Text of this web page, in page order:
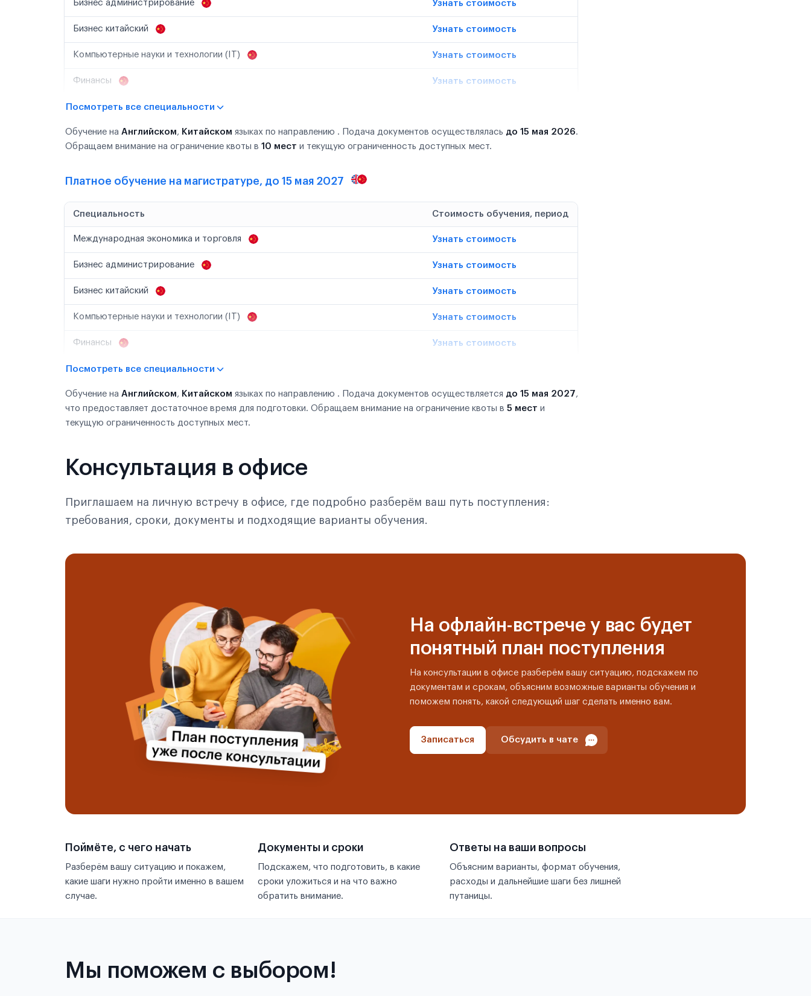
Бизнес администрирование Узнать стоимость
Бизнес китайский Узнать стоимость
Компьютерные науки и технологии (IT) Узнать стоимость
Финансы Узнать стоимость
Посмотреть все специальности
Обучение на Английском, Китайском языках по направлению . Подача документов осуществлялась до 15 мая 2026.
Обращаем внимание на ограничение квоты в 10 мест и текущую ограниченность доступных мест.
Платное обучение на магистратуре, до 15 мая 2027
Специальность Стоимость обучения, период
Международная экономика и торговля Узнать стоимость
Бизнес администрирование Узнать стоимость
Бизнес китайский Узнать стоимость
Компьютерные науки и технологии (IT) Узнать стоимость
Финансы Узнать стоимость
Посмотреть все специальности
Обучение на Английском, Китайском языках по направлению . Подача документов осуществляется до 15 мая 2027,
что предоставляет достаточное время для подготовки. Обращаем внимание на ограничение квоты в 5 мест и
текущую ограниченность доступных мест.
Консультация в офисе
Приглашаем на личную встречу в офисе, где подробно разберём ваш путь поступления:
требования, сроки, документы и подходящие варианты обучения.
На офлайн-встрече у вас будет
понятный план поступления
На консультации в офисе разберём вашу ситуацию, подскажем по
документам и срокам, объясним возможные варианты обучения и
поможем понять, какой следующий шаг сделать именно вам.
Записаться Обсудить в чате
Поймёте, с чего начать
Разберём вашу ситуацию и покажем,
какие шаги нужно пройти именно в вашем
случае.
Документы и сроки
Подскажем, что подготовить, в какие
сроки уложиться и на что важно
обратить внимание.
Ответы на ваши вопросы
Объясним варианты, формат обучения,
расходы и дальнейшие шаги без лишней
путаницы.
Мы поможем с выбором!